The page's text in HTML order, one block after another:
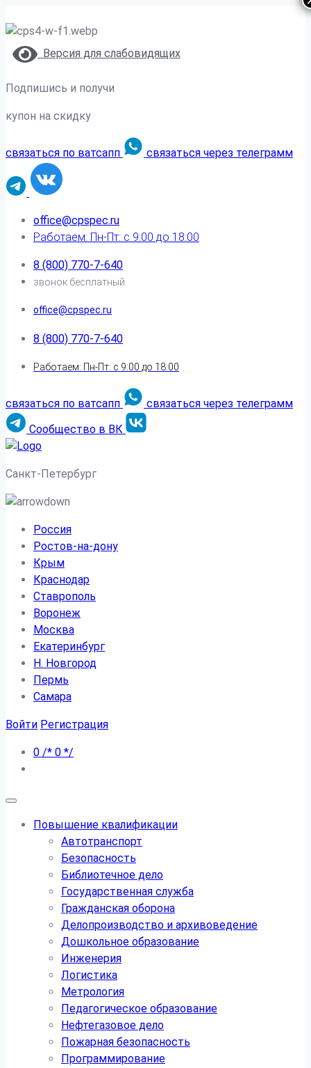
Версия для слабовидящих
Подпишись и получи
купон на скидку
связаться по ватсапп связаться через телеграмм
office@cpspec.ru
Работаем: Пн-Пт: с 9:00 до 18:00
8 (800) 770-7-640
звонок бесплатный
office@cpspec.ru
8 (800) 770-7-640
Работаем: Пн-Пт: с 9:00 до 18:00
связаться по ватсапп
связаться через телеграмм
Сообщество в ВК
Санкт-Петербург
Россия
Ростов-на-дону
Крым
Краснодар
Ставрополь
Воронеж
Москва
Екатеринбург
Н. Новгород
Пермь
Самара
Войти Регистрация
0 /* 0 */
Повышение квалификации
Автотранспорт
Безопасность
Библиотечное дело
Государственная служба
Гражданская оборона
Делопроизводство и архивоведение
Дошкольное образование
Инженерия
Логистика
Метрология
Педагогическое образование
Нефтегазовое дело
Пожарная безопасность
Программирование